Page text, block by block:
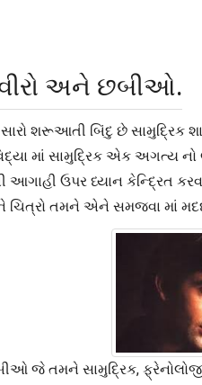
અને છબીઓ.
શરૂઆતી બિંદુ છે સામુદ્રિક
માં સામુદ્રિક એક અગત્ય
ઉપર ધ્યાન કેન્દ્રિત
તમને એને સમજવા માં
જે તમને સામુદ્રિક,